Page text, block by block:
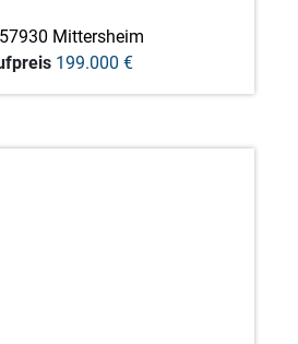
Mittersheim
199.000 €